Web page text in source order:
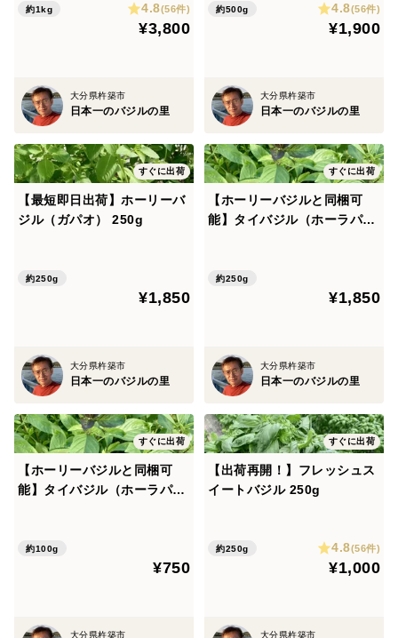
約1kg 4.8(56件)
¥3,800
大分県杵築市
日本一のバジルの里
約500g 4.8(56件)
¥1,900
大分県杵築市
日本一のバジルの里
すぐに出荷
【最短即日出荷】ホーリーバ
ジル（ガパオ） 250g
約250g
¥1,850
大分県杵築市
日本一のバジルの里
すぐに出荷
【ホーリーバジルと同梱可
能】タイバジル（ホーラパ
約250g
¥1,850
大分県杵築市
日本一のバジルの里
すぐに出荷
【ホーリーバジルと同梱可
能】タイバジル（ホーラパ
約100g
¥750
大分県杵築市
すぐに出荷
【出荷再開！】フレッシュス
イートバジル 250g
約250g 4.8(56件)
¥1,000
大分県杵築市